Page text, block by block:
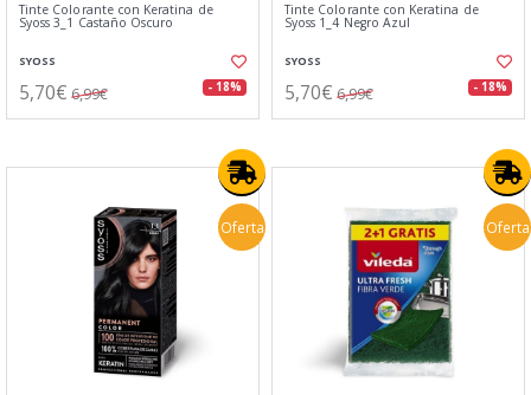
Tinte Colorante con Keratina de
Syoss 3_1 Castaño Oscuro
SYOSS
5,70€ 6,99€ - 18%
Tinte Colorante con Keratina de
Syoss 1_4 Negro Azul
SYOSS
5,70€ 6,99€ - 18%
Oferta Oferta